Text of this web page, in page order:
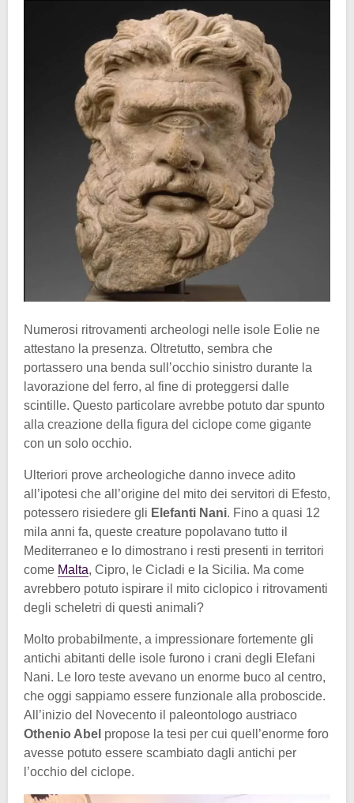
Numerosi ritrovamenti archeologi nelle isole Eolie ne
attestano la presenza. Oltretutto, sembra che
portassero una benda sull’occhio sinistro durante la
lavorazione del ferro, al fine di proteggersi dalle
scintille. Questo particolare avrebbe potuto dar spunto
alla creazione della figura del ciclope come gigante
con un solo occhio.
Ulteriori prove archeologiche danno invece adito
all’ipotesi che all’origine del mito dei servitori di Efesto,
potessero risiedere gli Elefanti Nani. Fino a quasi 12
mila anni fa, queste creature popolavano tutto il
Mediterraneo e lo dimostrano i resti presenti in territori
come Malta, Cipro, le Cicladi e la Sicilia. Ma come
avrebbero potuto ispirare il mito ciclopico i ritrovamenti
degli scheletri di questi animali?
Molto probabilmente, a impressionare fortemente gli
antichi abitanti delle isole furono i crani degli Elefani
Nani. Le loro teste avevano un enorme buco al centro,
che oggi sappiamo essere funzionale alla proboscide.
All’inizio del Novecento il paleontologo austriaco
Othenio Abel propose la tesi per cui quell’enorme foro
avesse potuto essere scambiato dagli antichi per
l’occhio del ciclope.